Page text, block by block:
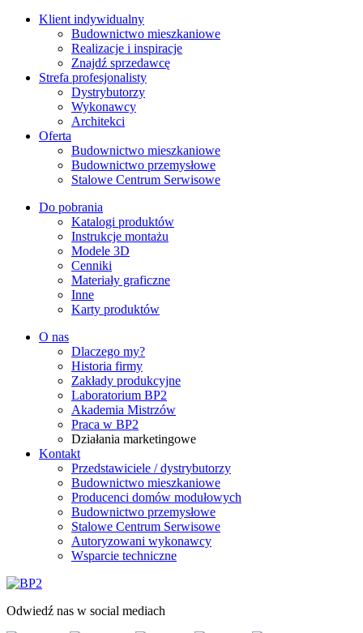
Klient indywidualny
Budownictwo mieszkaniowe
Realizacje i inspiracje
Znajdź sprzedawcę
Strefa profesjonalisty
Dystrybutorzy
Wykonawcy
Architekci
Oferta
Budownictwo mieszkaniowe
Budownictwo przemysłowe
Stalowe Centrum Serwisowe
Do pobrania
Katalogi produktów
Instrukcje montażu
Modele 3D
Cenniki
Materiały graficzne
Inne
Karty produktów
O nas
Dlaczego my?
Historia firmy
Zakłady produkcyjne
Laboratorium BP2
Akademia Mistrzów
Praca w BP2
Działania marketingowe
Kontakt
Przedstawiciele / dystrybutorzy
Budownictwo mieszkaniowe
Producenci domów modułowych
Budownictwo przemysłowe
Stalowe Centrum Serwisowe
Autoryzowani wykonawcy
Wsparcie techniczne
Odwiedź nas w social mediach